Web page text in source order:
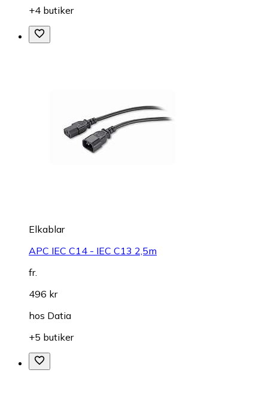
+4 butiker
Elkablar
APC IEC C14 - IEC C13 2,5m
fr.
496 kr
hos Datia
+5 butiker